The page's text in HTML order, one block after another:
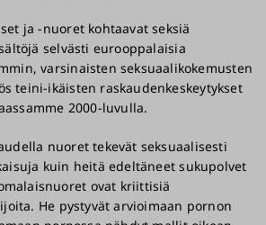
ja -nuoret kohtaavat seksiä
selvästi eurooppalaisia
varsinaisten seksuaalikokemusten
teini-ikäisten raskaudenkeskeytykset
2000-luvulla.
nuoret tekevät seksuaalisesti
kuin heitä edeltäneet sukupolvet
ovat kriittisiä
He pystyvät arvioimaan pornon